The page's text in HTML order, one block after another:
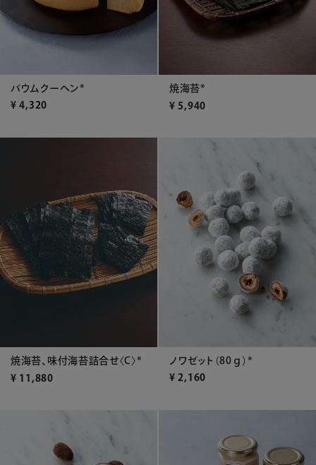
バウムクーヘン*
¥ 4,320
焼海苔*
¥ 5,940
焼海苔、味付海苔詰合せ〈C〉*
¥ 11,880
ノワゼット（80ｇ）*
¥ 2,160